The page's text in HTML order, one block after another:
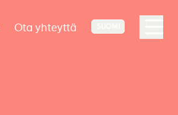
Ota yhteyttä